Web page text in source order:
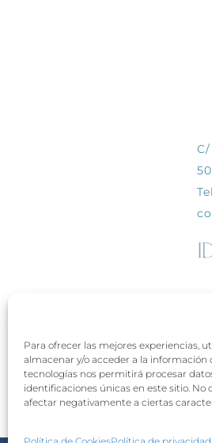
Para ofrecer las mejores experiencias,
almacenar y/o acceder a la
tecnologías nos permitirá procesar
identificaciones únicas en este sitio.
afectar negativamente a ciertas